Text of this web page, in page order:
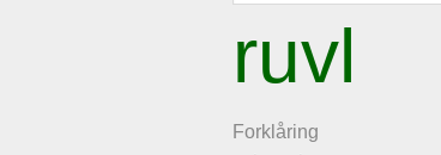
ruvl
Forklåring